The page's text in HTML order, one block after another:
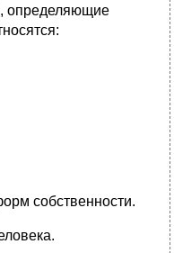
определяющие
собственности.